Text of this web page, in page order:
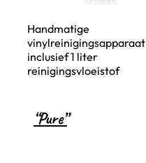
Handmatige
vinylreinigingsapparaat
inclusief 1 liter
reinigingsvloeistof
“Pure”